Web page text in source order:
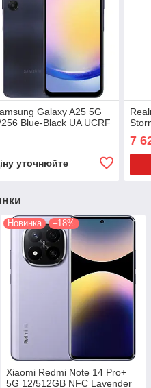
Galaxy A25 5G
Blue-Black UA UCRF
уточнюйте
7
Новинка –18%
Xiaomi Redmi Note 14 Pro+
5G 12/512GB NFC Lavender